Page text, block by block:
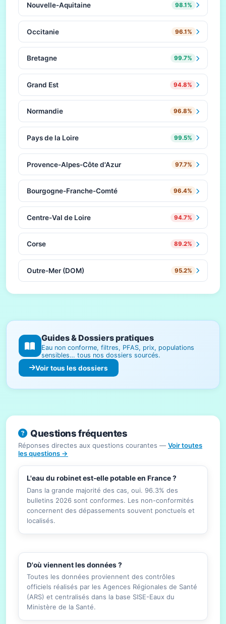
Nouvelle-Aquitaine 98.1%
Occitanie 96.1%
Bretagne 99.7%
Grand Est 94.8%
Normandie 96.8%
Pays de la Loire 99.5%
Provence-Alpes-Côte d'Azur 97.7%
Bourgogne-Franche-Comté 96.4%
Centre-Val de Loire 94.7%
Corse 89.2%
Outre-Mer (DOM) 95.2%
Guides & Dossiers pratiques
Eau non conforme, filtres, PFAS, prix, populations
sensibles… tous nos dossiers sourcés.
Voir tous les dossiers
Questions fréquentes
Réponses directes aux questions courantes — Voir toutes
les questions →
L'eau du robinet est-elle potable en France ?
Dans la grande majorité des cas, oui. 96.3% des
bulletins 2026 sont conformes. Les non-conformités
concernent des dépassements souvent ponctuels et
localisés.
D'où viennent les données ?
Toutes les données proviennent des contrôles
officiels réalisés par les Agences Régionales de Santé
(ARS) et centralisés dans la base SISE-Eaux du
Ministère de la Santé.